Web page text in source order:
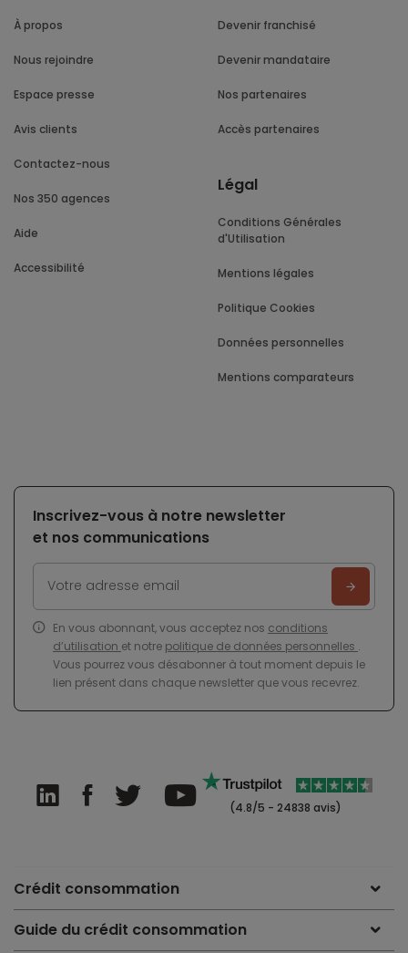
À propos
Nous rejoindre
Espace presse
Avis clients
Contactez-nous
Nos 350 agences
Aide
Accessibilité
Devenir franchisé
Devenir mandataire
Nos partenaires
Accès partenaires
Légal
Conditions Générales
d'Utilisation
Mentions légales
Politique Cookies
Données personnelles
Mentions comparateurs
Inscrivez-vous à notre newsletter
et nos communications
En vous abonnant, vous acceptez nos conditions
d’utilisation et notre politique de données personnelles .
Vous pourrez vous désabonner à tout moment depuis le
lien présent dans chaque newsletter que vous recevrez.
(4.8/5 - 24838 avis)
Crédit consommation
Guide du crédit consommation